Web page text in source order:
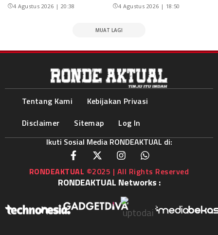
4 Agustus 2026 | 20:38 4 Agustus 2026 | 18:50
MUAT LAGI
Tentang Kami
Kebijakan Privasi
Disclaimer
Sitemap
Log In
Ikuti Sosial Media RONDEAKTUAL di:
RONDEAKTUAL ©2025 | All Rights Reserved
RONDEAKTUAL Networks :